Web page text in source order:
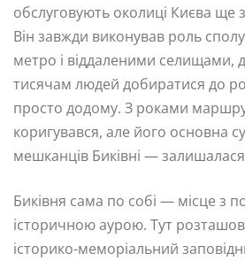
обслуговують околиці Києва ще
Він завжди виконував роль
метро і віддаленими селищами,
тисячам людей добиратися до
просто додому. З роками
коригувався, але його основна
мешканців Биківні —
Биківня сама по собі — місце з
історичною аурою. Тут
історико-меморіальний